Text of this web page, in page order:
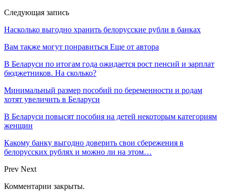
Следующая запись
Насколько выгодно хранить белорусские рубли в банках
Вам также могут понравиться Еще от автора
В Беларуси по итогам года ожидается рост пенсий и зарплат
бюджетников. На сколько?
Минимальный размер пособий по беременности и родам
хотят увеличить в Беларуси
В Беларуси повысят пособия на детей некоторым категориям
женщин
Какому банку выгодно доверить свои сбережения в
белорусских рублях и можно ли на этом…
Prev Next
Комментарии закрыты.